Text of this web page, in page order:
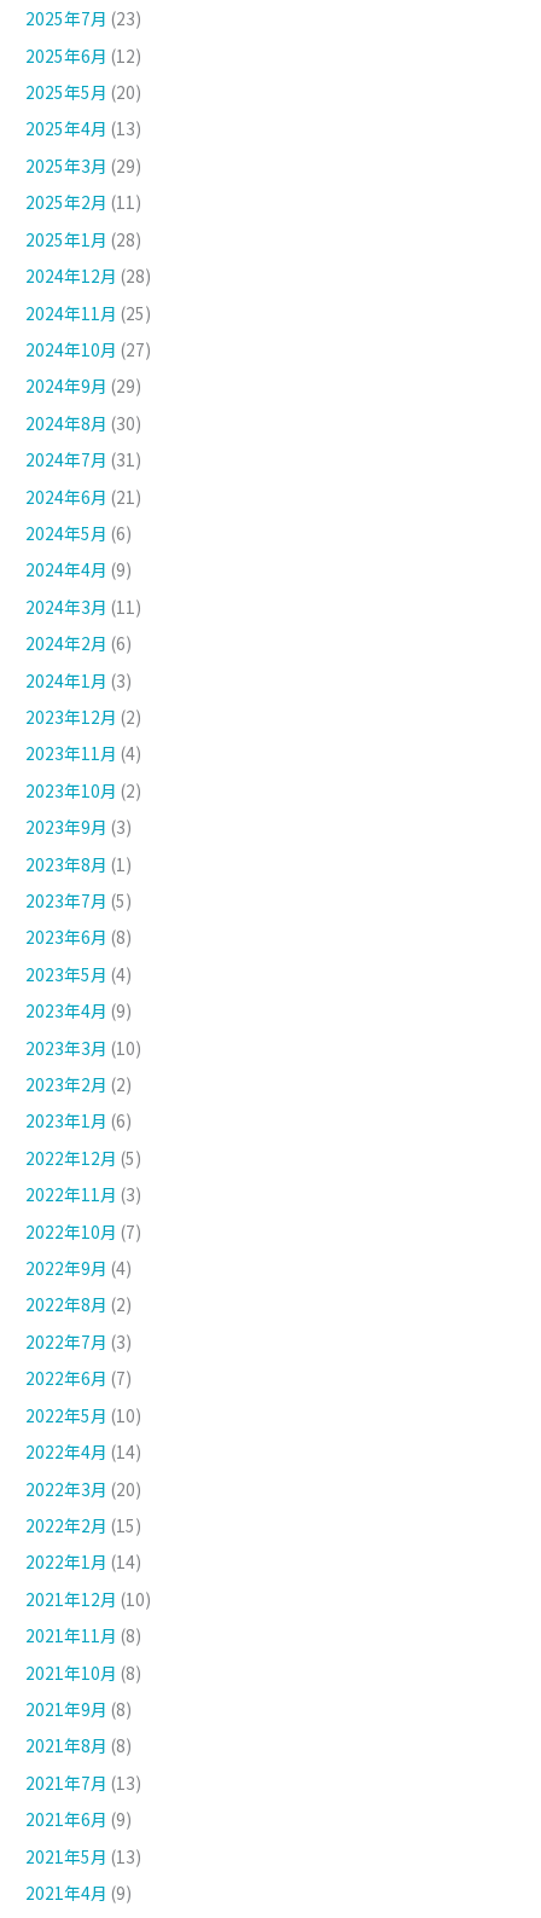
2025年7月 (23)
2025年6月 (12)
2025年5月 (20)
2025年4月 (13)
2025年3月 (29)
2025年2月 (11)
2025年1月 (28)
2024年12月 (28)
2024年11月 (25)
2024年10月 (27)
2024年9月 (29)
2024年8月 (30)
2024年7月 (31)
2024年6月 (21)
2024年5月 (6)
2024年4月 (9)
2024年3月 (11)
2024年2月 (6)
2024年1月 (3)
2023年12月 (2)
2023年11月 (4)
2023年10月 (2)
2023年9月 (3)
2023年8月 (1)
2023年7月 (5)
2023年6月 (8)
2023年5月 (4)
2023年4月 (9)
2023年3月 (10)
2023年2月 (2)
2023年1月 (6)
2022年12月 (5)
2022年11月 (3)
2022年10月 (7)
2022年9月 (4)
2022年8月 (2)
2022年7月 (3)
2022年6月 (7)
2022年5月 (10)
2022年4月 (14)
2022年3月 (20)
2022年2月 (15)
2022年1月 (14)
2021年12月 (10)
2021年11月 (8)
2021年10月 (8)
2021年9月 (8)
2021年8月 (8)
2021年7月 (13)
2021年6月 (9)
2021年5月 (13)
2021年4月 (9)